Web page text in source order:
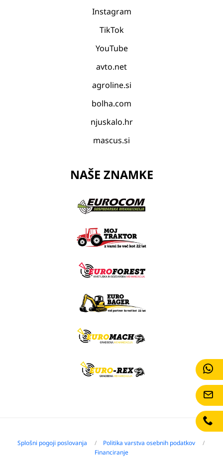
Instagram
TikTok
YouTube
avto.net
agroline.si
bolha.com
njuskalo.hr
mascus.si
NAŠE ZNAMKE
Splošni pogoji poslovanja
Politika varstva osebnih podatkov
Financiranje